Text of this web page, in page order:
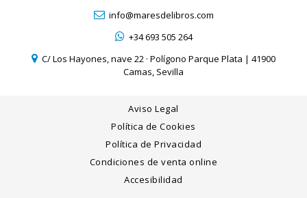
info@maresdelibros.com
+34 693 505 264
C/ Los Hayones, nave 22 · Polígono Parque Plata | 41900
Camas, Sevilla
Aviso Legal
Política de Cookies
Política de Privacidad
Condiciones de venta online
Accesibilidad